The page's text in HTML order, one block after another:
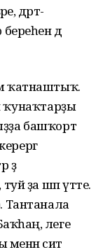
дәрт-
дә
ҡатнаштыҡ.
ҡунаҡтарҙы
башҡорт
ҙә
ҙа шәп үтте.
Тантанала
әлеге
менән сит